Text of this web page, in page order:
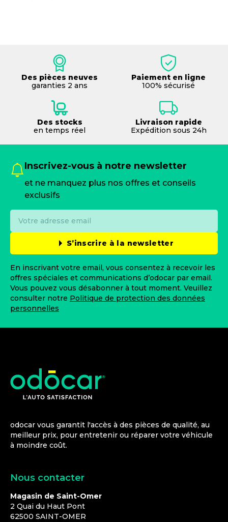
Des pièces neuves
garanties 2 ans
Paiement en ligne
100% sécurisé
Des stocks
en temps réel
Livraison rapide
Expédition sous 24h
Inscrivez-vous à notre newsletter
et ne manquez plus nos offres et conseils
exclusifs
S’inscrire à la newsletter
En inscrivant votre email, vous consentez à recevoir les
offres spéciales et communications d’odocar par email.
Vous pouvez vous désabonner à tout moment. Veuillez
consulter notre Politique de protection des données
personnelles
odocar vous garantit l'accès à des pièces de qualité, au
meilleur prix, pour entretenir ou réparer votre véhicule
à moindre coût.
Nous contacter
Magasin de Saint-Omer
2 Quai du Haut Pont
62500 SAINT-OMER